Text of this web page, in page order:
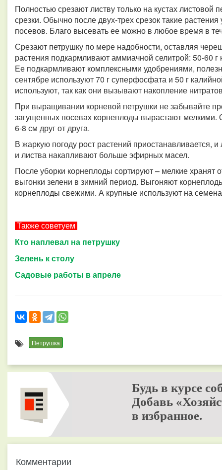
Полностью срезают листву только на кустах
срезки. Обычно после двух-трех срезок такие
посевов. Благо высевать ее можно в любое время в
Срезают петрушку по мере надобности, оставляя
растения подкармливают аммиачной селитрой: 50-60
Ее подкармливают комплексными удобрениями,
сентябре используют 70 г суперфосфата и 50 г
используют, так как они вызывают накопление
При выращивании корневой петрушки не забывайте
загущенных посевах корнеплоды вырастают мелкими.
6-8 см друг от друга.
В жаркую погоду рост растений приостанавливается,
и листва накапливают больше эфирных масел.
После уборки корнеплоды сортируют – мелкие хранят
выгонки зелени в зимний период. Выгоняют
корнеплоды свежими. А крупные используют на
Также советуем
Кто наплевал на петрушку
Зелень к столу
Садовые работы в апреле
Петрушка
Будь в курсе
Добавь
в избранное.
Комментарии